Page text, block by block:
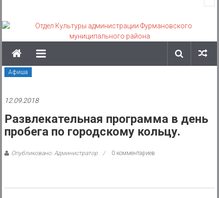
администрации
Фурмановского
муниципального
казенное
учреждение
Афиша
12.09.2018
Развлекательная программа в день
пробега по городскому кольцу.
Опубликовано: Администратор 0 комментариев